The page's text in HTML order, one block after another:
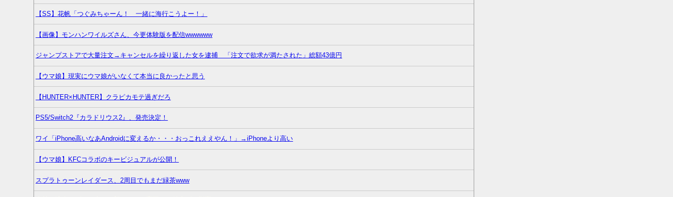
【SS】花帆「つぐみちゃーん！ 一緒に海行こうよー！」
【画像】モンハンワイルズさん、今更体験版を配信wwwwww
ジャンプストアで大量注文→キャンセルを繰り返した女を逮捕 「注文で欲求が満たされた」総額43億円
【ウマ娘】現実にウマ娘がいなくて本当に良かったと思う
【HUNTER×HUNTER】クラピカモテ過ぎだろ
PS5/Switch2『カラドリウス2』、発売決定！
ワイ「iPhone高いなあAndroidに変えるか・・・おっこれええやん！」→iPhoneより高い
【ウマ娘】KFCコラボのキービジュアルが公開！
スプラトゥーンレイダース、2周目でもまだ緑茶www